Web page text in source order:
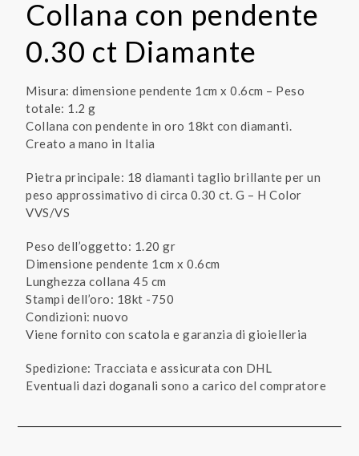
Collana con pendente
0.30 ct Diamante
Misura: dimensione pendente 1cm x 0.6cm – Peso
totale: 1.2 g
Collana con pendente in oro 18kt con diamanti.
Creato a mano in Italia
Pietra principale: 18 diamanti taglio brillante per un
peso approssimativo di circa 0.30 ct. G – H Color
VVS/VS
Peso dell’oggetto: 1.20 gr
Dimensione pendente 1cm x 0.6cm
Lunghezza collana 45 cm
Stampi dell’oro: 18kt -750
Condizioni: nuovo
Viene fornito con scatola e garanzia di gioielleria
Spedizione: Tracciata e assicurata con DHL
Eventuali dazi doganali sono a carico del compratore